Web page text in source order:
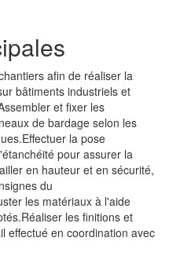
afin de réaliser la
bâtiments industriels et
et fixer les
de bardage selon les
la pose
pour assurer la
en hauteur et en sécurité,
du
les matériaux à l'aide
les finitions et
effectué en coordination avec